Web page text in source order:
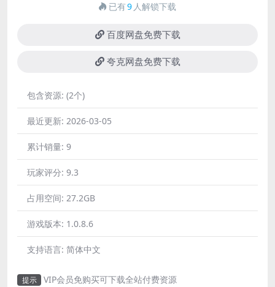
已有9 人解锁下载
百度网盘免费下载
夸克网盘免费下载
包含资源: (2个)
最近更新: 2026-03-05
累计销量: 9
玩家评分: 9.3
占用空间: 27.2GB
游戏版本: 1.0.8.6
支持语言: 简体中文
提示 VIP会员免购买可下载全站付费资源